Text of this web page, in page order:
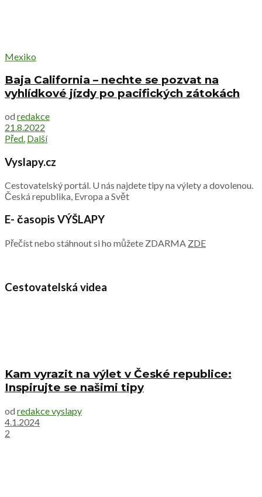
Mexiko
Baja California – nechte se pozvat na
vyhlídkové jízdy po pacifických zátokách
od redakce
21.8.2022
Před. Další
Vyslapy.cz
Cestovatelský portál. U nás najdete tipy na výlety a dovolenou.
Česká republika, Evropa a Svět
E- časopis VÝŠLAPY
Přečíst nebo stáhnout si ho můžete ZDARMA ZDE
Cestovatelská videa
Kam vyrazit na výlet v České republice:
Inspirujte se našimi tipy
od redakce vyslapy
4.1.2024
2